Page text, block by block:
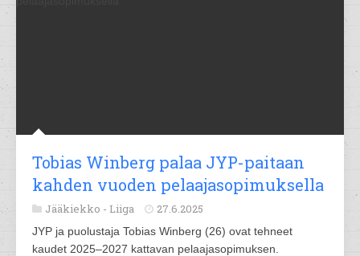
Tobias Winberg palaa JYP-paitaan
kahden vuoden pelaajasopimuksella
Jääkiekko - Liiga 27.6.2025
JYP ja puolustaja Tobias Winberg (26) ovat tehneet
kaudet 2025–2027 kattavan pelaajasopimuksen.